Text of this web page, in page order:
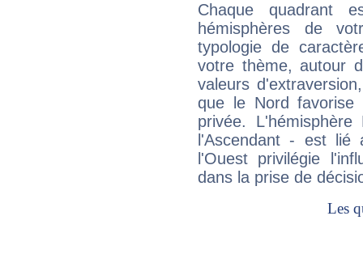
Chaque quadrant
hémisphères de
typologie de
votre thème, autour
valeurs
que le Nord favorise
privée.
l'Ascendant - est
l'Ouest privilégie
dans la prise de